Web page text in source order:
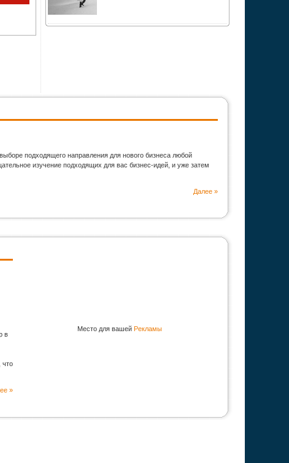
подходящего направления для нового бизнеса любой
изучение подходящих для вас бизнес-идей, и уже затем
Далее »
в
что
»
Место для вашей Рекламы